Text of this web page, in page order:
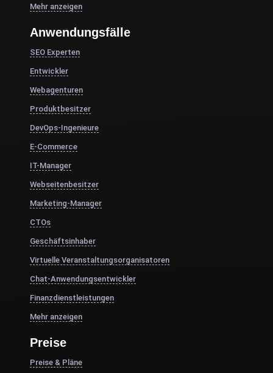
Mehr anzeigen
Anwendungsfälle
SEO Experten
Entwickler
Webagenturen
Produktbesitzer
DevOps-Ingenieure
E-Commerce
IT-Manager
Webseitenbesitzer
Marketing-Manager
CTOs
Geschäftsinhaber
Virtuelle Veranstaltungsorganisatoren
Chat-Anwendungsentwickler
Finanzdienstleistungen
Mehr anzeigen
Preise
Preise & Pläne